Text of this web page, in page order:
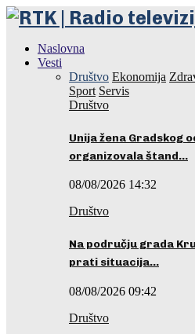
Naslovna
Vesti
Društvo Ekonomija
Sport Servis
Društvo
Unija žena Gradskog
organizovala štand…
08/08/2026 14:32
Društvo
Na području grada
prati situacija…
08/08/2026 09:42
Društvo